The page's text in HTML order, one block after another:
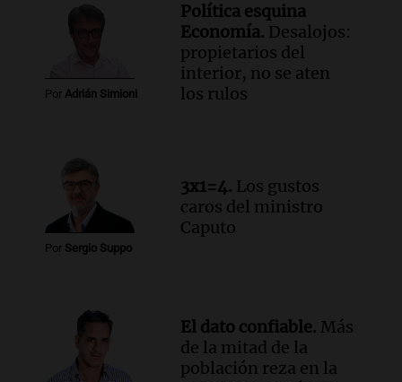
Viva la Radio Rosario
Episodios
Luciano Cáceres llega a Córdoba a
presentar “Paraíso”, una obra que
cuestiona certezas masculinas
Por Adrián Simioni
Política esquina
Economía. Desalojos:
propietarios del
interior, no se aten
los rulos
Por Sergio Suppo
3x1=4. Los gustos
caros del ministro
Caputo
El dato confiable. Más
de la mitad de la
población reza en la